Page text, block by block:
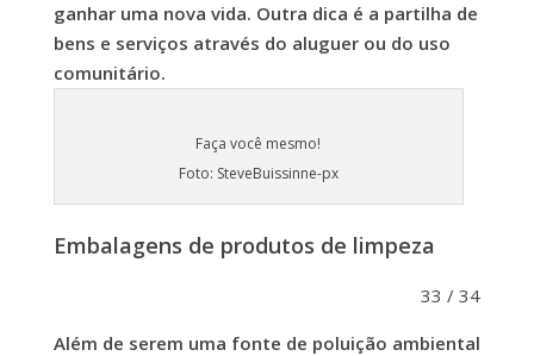
ganhar uma nova vida. Outra dica é a partilha de
bens e serviços através do aluguer ou do uso
comunitário.
Faça você mesmo!
Foto: SteveBuissinne-px
Embalagens de produtos de limpeza
33 / 34
Além de serem uma fonte de poluição ambiental